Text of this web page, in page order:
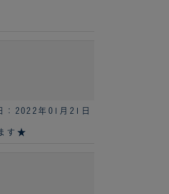
：2022年01月21日
す★